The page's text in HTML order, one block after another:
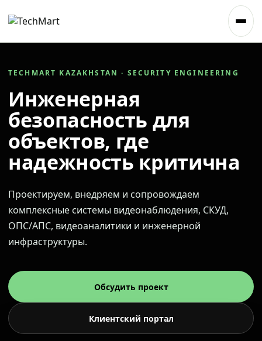
TECHMART KAZAKHSTAN · SECURITY ENGINEERING
Инженерная
безопасность для
объектов, где
надежность критична
Проектируем, внедряем и сопровождаем
комплексные системы видеонаблюдения, СКУД,
ОПС/АПС, видеоаналитики и инженерной
инфраструктуры.
Обсудить проект
Клиентский портал